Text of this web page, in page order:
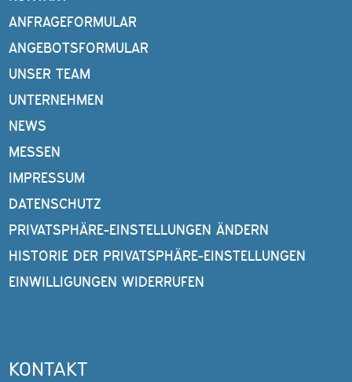
ANFRAGEFORMULAR
ANGEBOTSFORMULAR
UNSER TEAM
UNTERNEHMEN
NEWS
MESSEN
IMPRESSUM
DATENSCHUTZ
PRIVATSPHÄRE-EINSTELLUNGEN ÄNDERN
HISTORIE DER PRIVATSPHÄRE-EINSTELLUNGEN
EINWILLIGUNGEN WIDERRUFEN
KONTAKT